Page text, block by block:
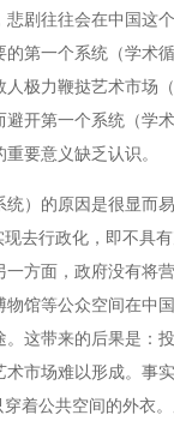
剧往往会在中国这
第一个系统（学术
人极力鞭挞艺术市
开第一个系统（学
要意义缺乏认识。
）的原因是很显而
去行政化，即不具
方面，政府没有将
馆等公众空间在中
这带来的后果是：
市场难以形成。事
着公共空间的外衣